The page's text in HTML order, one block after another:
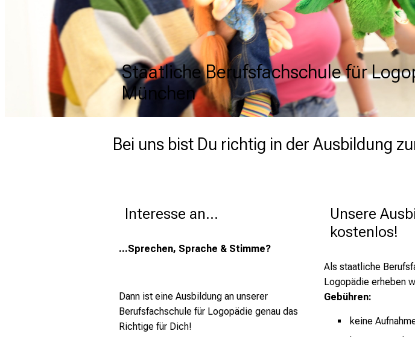
Staatliche Berufsfachschule für
München
Staatliche Berufsfachschule für
München
Staatliche Berufsfachschule für
München
Staatliche Berufsfachschule für
München
Bei uns bist Du richtig in der Ausbildung
Interesse an...
...Sprechen, Sprache & Stimme?
Dann ist eine Ausbildung an unserer
Berufsfachschule für Logopädie genau das
Richtige für Dich!
Unsere
kostenlos!
Als staatliche
Logopädie erheben
Gebühren:
keine